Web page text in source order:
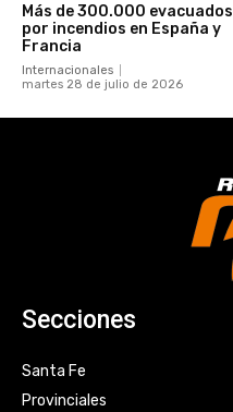
Más de 300.000 evacuados
por incendios en España y
Francia
Internacionales
martes 28 de julio de 2026
Secciones
Santa Fe
Provinciales